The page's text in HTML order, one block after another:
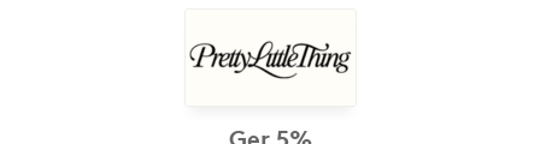
Ger 5%